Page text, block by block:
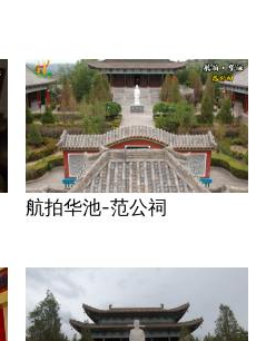
航拍华池-范公祠